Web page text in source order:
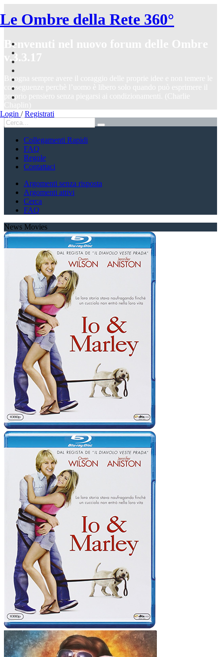
Le Ombre della Rete 360°
Login / Registrati
Benvenuti nel nuovo forum delle Ombre
v.3.3.17
Bisogna sempre avere il coraggio delle proprie idee e non temere le
conseguenze perchè l’uomo è libero solo quando può esprimere il
proprio pensiero senza piegarsi ai condizionamenti. (Charlie
Chaplin)
Collegamenti Rapidi
FAQ
Regole
Contattaci
Argomenti senza risposta
Argomenti attivi
Cerca
FAQ
News Movies